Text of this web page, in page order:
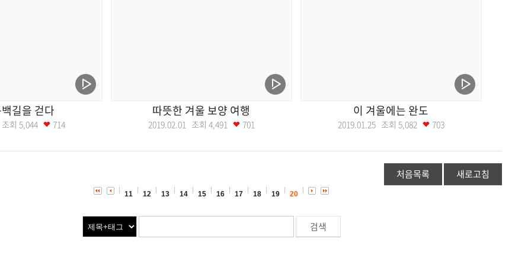
길을 걷다
회 5,044 714
따뜻한 겨울 보양 여행
2019.02.01 조회 4,491 701
이 겨울에는 완도
2019.01.25 조회 5,082 703
처음목록 새로고침
11 12 13 14 15 16 17 18 19 20